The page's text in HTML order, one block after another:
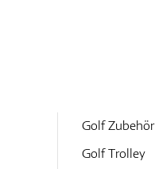
Golf Zubehör
Golf Trolley